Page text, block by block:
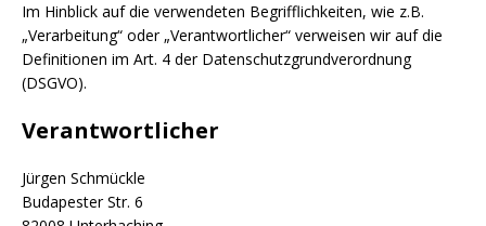
Im Hinblick auf die verwendeten Begrifflichkeiten, wie z.B.
„Verarbeitung“ oder „Verantwortlicher“ verweisen wir auf die
Definitionen im Art. 4 der Datenschutzgrundverordnung
(DSGVO).
Verantwortlicher
Jürgen Schmückle
Budapester Str. 6